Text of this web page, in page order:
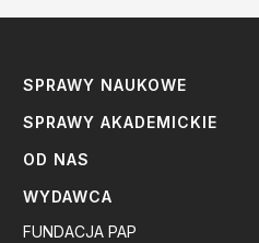
SPRAWY NAUKOWE
SPRAWY AKADEMICKIE
OD NAS
WYDAWCA
FUNDACJA PAP